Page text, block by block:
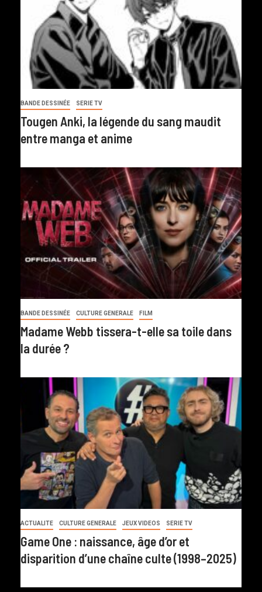
BANDE DESSINÉE SERIE TV
Tougen Anki, la légende du sang maudit
entre manga et anime
BANDE DESSINÉE CULTURE GENERALE FILM
Madame Webb tissera-t-elle sa toile dans
la durée ?
ACTUALITE CULTURE GENERALE JEUX VIDEOS SERIE TV
Game One : naissance, âge d’or et
disparition d’une chaîne culte (1998–2025)